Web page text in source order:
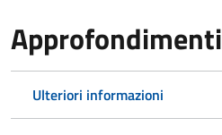
Approfondimenti
Ulteriori informazioni